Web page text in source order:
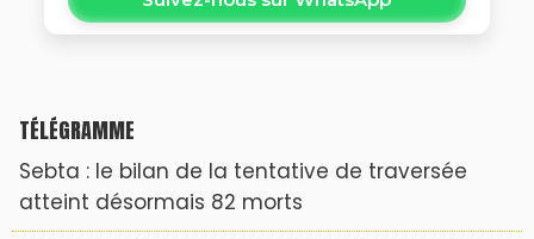
TÉLÉGRAMME
Sebta : le bilan de la tentative de traversée
atteint désormais 82 morts